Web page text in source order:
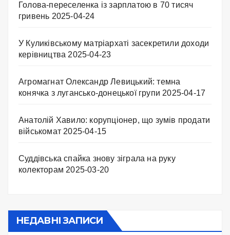
Голова-переселенка із зарплатою в 70 тисяч
гривень 2025-04-24
У Куликівському матріархаті засекретили доходи
керівництва 2025-04-23
Агромагнат Олександр Левицький: темна
конячка з лугансько-донецької групи 2025-04-17
Анатолій Хавило: корупціонер, що зумів продати
військомат 2025-04-15
Суддівська спайка знову зіграла на руку
колекторам 2025-03-20
НЕДАВНІ ЗАПИСИ